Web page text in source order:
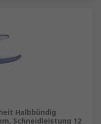
Halbbündig
Schneidleistung 12